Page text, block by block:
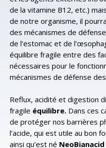
de la vitamine B12, etc.)
de notre organisme, il
des mécanismes de
de l’estomac et de
équilibre fragile entre des
nécessaires pour le
mécanismes de défense
Reflux, acidité et digestion
fragile équilibre. Dans ces
de protéger nos barrières
l’acide, qui est utile au bon
ainsi qu’est né NeoBianacid